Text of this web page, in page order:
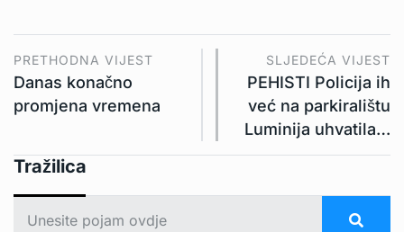
PRETHODNA VIJEST
Danas konačno
promjena vremena
SLJEDEĆA VIJEST
PEHISTI Policija ih
već na parkiralištu
Luminija uhvatila…
Tražilica